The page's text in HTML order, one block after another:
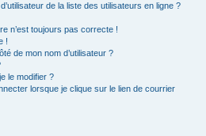
de la liste des utilisateurs en ligne ?
n’est toujours pas correcte !
!
de mon nom d’utilisateur ?
le modifier ?
lorsque je clique sur le lien de courrier